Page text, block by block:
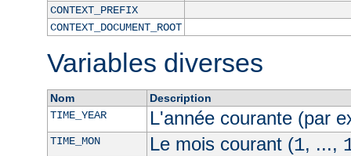
CONTEXT_PREFIX
CONTEXT_DOCUMENT_ROOT
Variables diverses
Nom
Description
TIME_YEAR
L'année courante (par
TIME_MON Le mois courant (1, ...,